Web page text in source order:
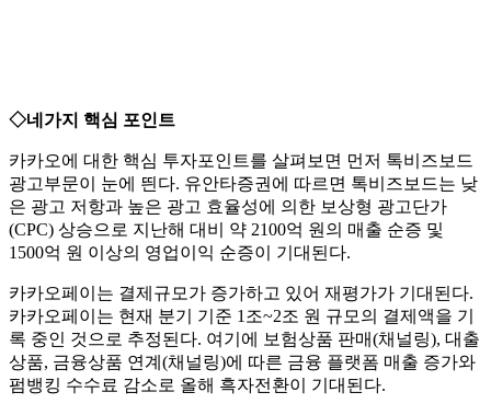
◇네가지 핵심 포인트
카카오에 대한 핵심 투자포인트를 살펴보면 먼저 톡비즈보드
광고부문이 눈에 띈다. 유안타증권에 따르면 톡비즈보드는 낮
은 광고 저항과 높은 광고 효율성에 의한 보상형 광고단가
(CPC) 상승으로 지난해 대비 약 2100억 원의 매출 순증 및
1500억 원 이상의 영업이익 순증이 기대된다.
카카오페이는 결제규모가 증가하고 있어 재평가가 기대된다.
카카오페이는 현재 분기 기준 1조~2조 원 규모의 결제액을 기
록 중인 것으로 추정된다. 여기에 보험상품 판매(채널링), 대출
상품, 금융상품 연계(채널링)에 따른 금융 플랫폼 매출 증가와
펌뱅킹 수수료 감소로 올해 흑자전환이 기대된다.